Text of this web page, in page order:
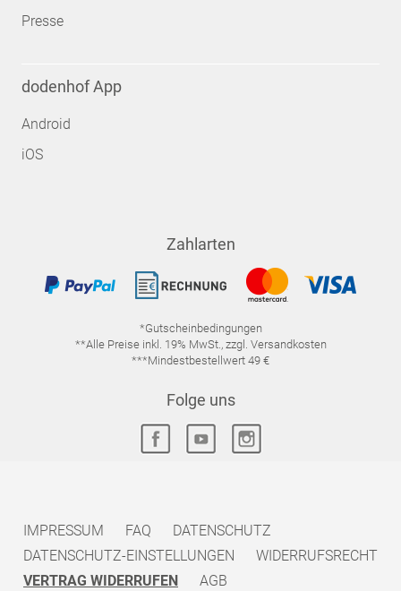
Presse
dodenhof App
Android
iOS
Zahlarten
*Gutscheinbedingungen
**Alle Preise inkl. 19% MwSt., zzgl. Versandkosten
***Mindestbestellwert 49 €
Folge uns
IMPRESSUM FAQ
DATENSCHUTZ
DATENSCHUTZ-EINSTELLUNGEN
WIDERRUFSRECHT
VERTRAG WIDERRUFEN
AGB